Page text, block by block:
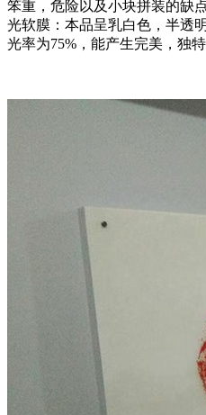
笨重，危险以及小块拼装的缺
光软膜：本品呈乳白色，半透
光率为75%，能产生完美，独